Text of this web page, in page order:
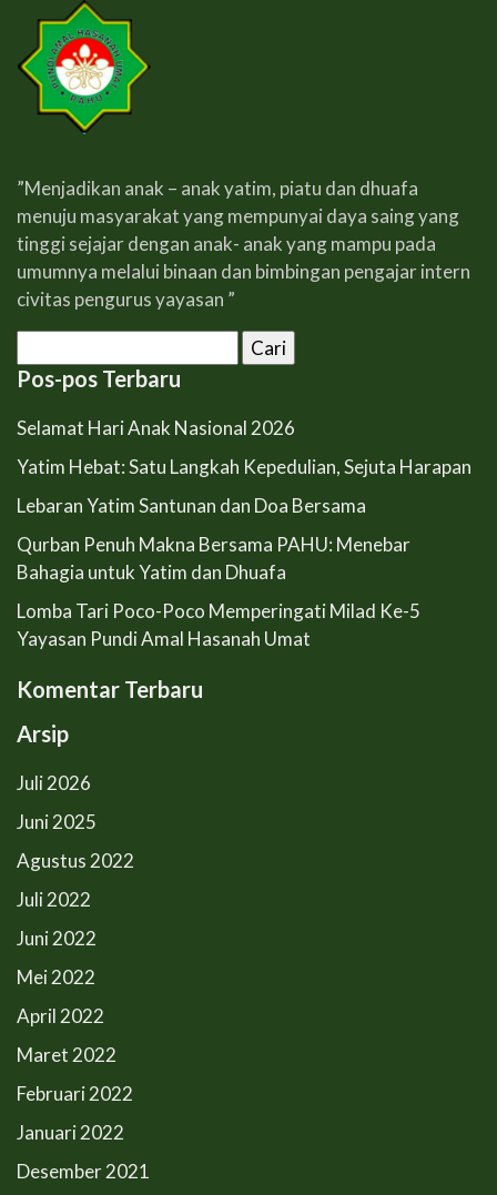
”Menjadikan anak – anak yatim, piatu dan dhuafa
menuju masyarakat yang mempunyai daya saing yang
tinggi sejajar dengan anak- anak yang mampu pada
umumnya melalui binaan dan bimbingan pengajar intern
civitas pengurus yayasan ”
untuk:
Pos-pos Terbaru
Selamat Hari Anak Nasional 2026
Yatim Hebat: Satu Langkah Kepedulian, Sejuta Harapan
Lebaran Yatim Santunan dan Doa Bersama
Qurban Penuh Makna Bersama PAHU: Menebar
Bahagia untuk Yatim dan Dhuafa
Lomba Tari Poco-Poco Memperingati Milad Ke-5
Yayasan Pundi Amal Hasanah Umat
Komentar Terbaru
Arsip
Juli 2026
Juni 2025
Agustus 2022
Juli 2022
Juni 2022
Mei 2022
April 2022
Maret 2022
Februari 2022
Januari 2022
Desember 2021